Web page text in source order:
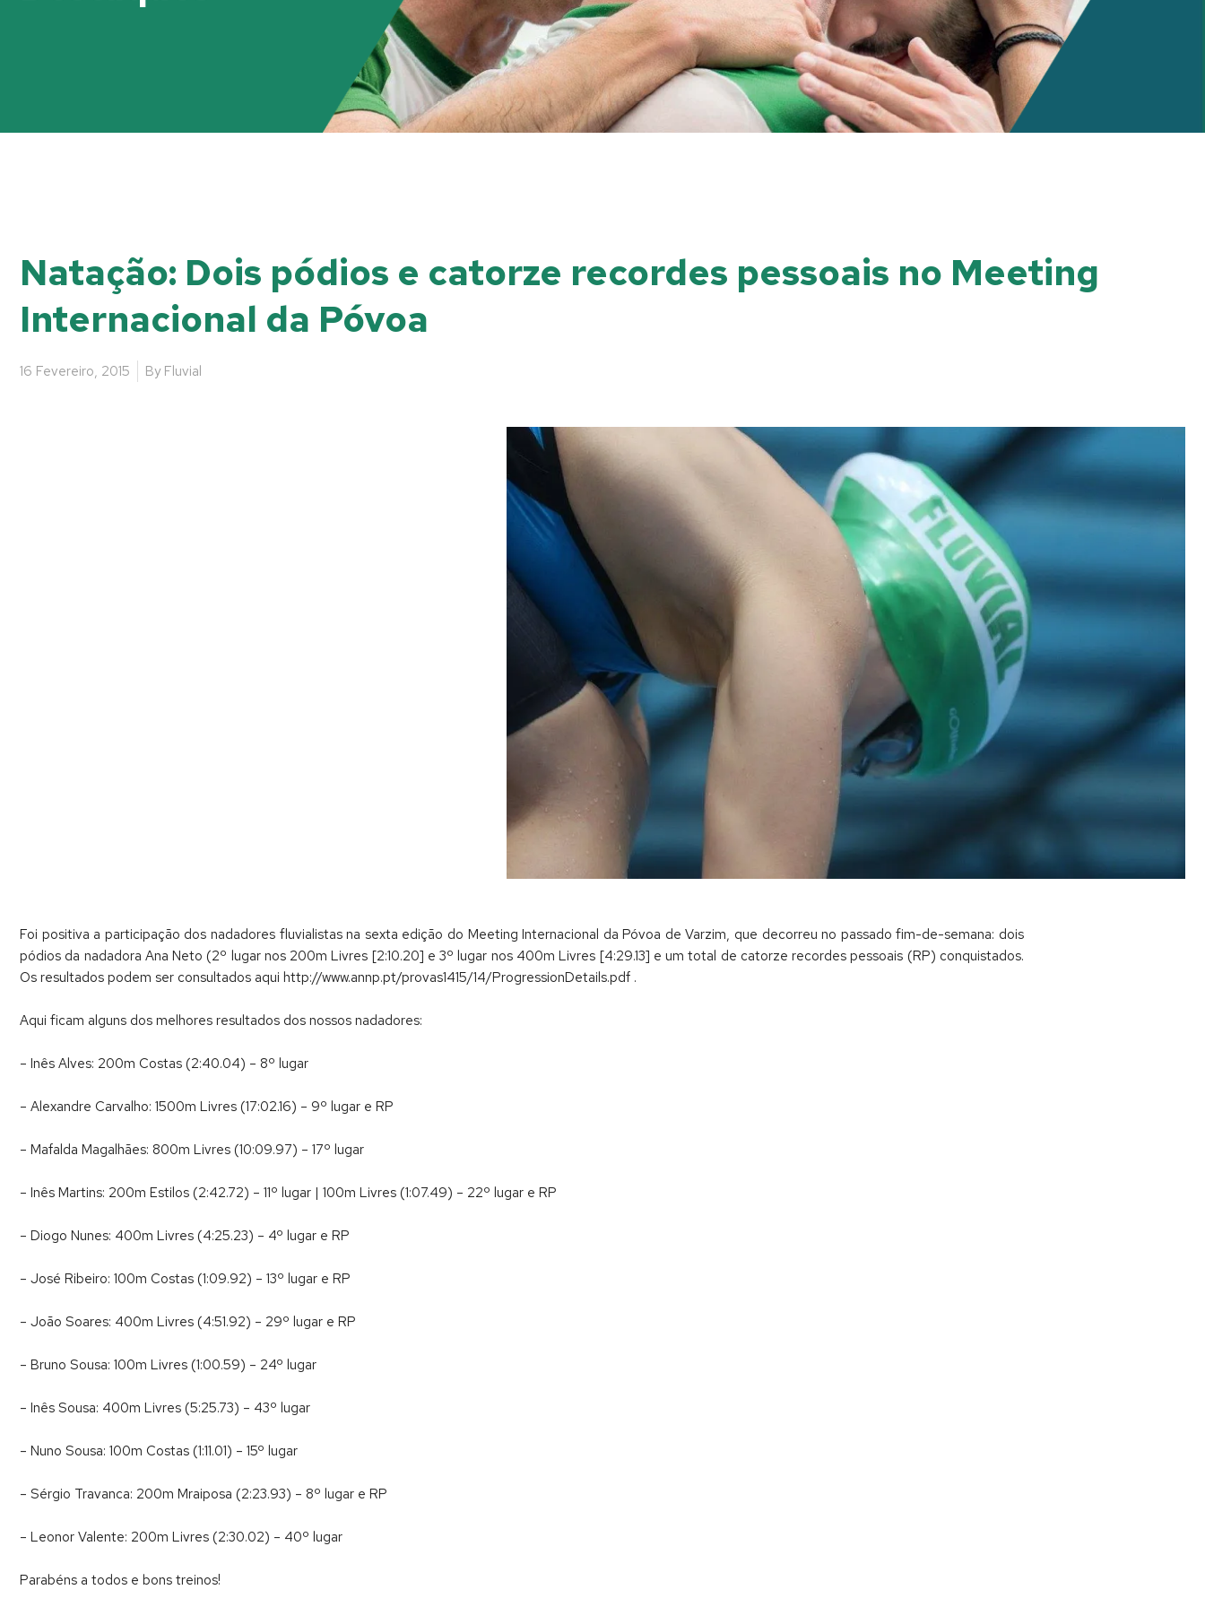
Natação: Dois pódios e catorze recordes pessoais no Meeting
Internacional da Póvoa
16 Fevereiro, 2015 By Fluvial
Foi positiva a participação dos nadadores fluvialistas na sexta edição do Meeting Internacional da Póvoa de Varzim, que decorreu no passado fim-de-semana: dois
pódios da nadadora Ana Neto (2º lugar nos 200m Livres [2:10.20] e 3º lugar nos 400m Livres [4:29.13] e um total de catorze recordes pessoais (RP) conquistados.
Os resultados podem ser consultados aqui http://www.annp.pt/provas1415/14/ProgressionDetails.pdf .
Aqui ficam alguns dos melhores resultados dos nossos nadadores:
– Inês Alves: 200m Costas (2:40.04) – 8º lugar
– Alexandre Carvalho: 1500m Livres (17:02.16) – 9º lugar e RP
– Mafalda Magalhães: 800m Livres (10:09.97) – 17º lugar
– Inês Martins: 200m Estilos (2:42.72) – 11º lugar | 100m Livres (1:07.49) – 22º lugar e RP
– Diogo Nunes: 400m Livres (4:25.23) – 4º lugar e RP
– José Ribeiro: 100m Costas (1:09.92) – 13º lugar e RP
– João Soares: 400m Livres (4:51.92) – 29º lugar e RP
– Bruno Sousa: 100m Livres (1:00.59) – 24º lugar
– Inês Sousa: 400m Livres (5:25.73) – 43º lugar
– Nuno Sousa: 100m Costas (1:11.01) – 15º lugar
– Sérgio Travanca: 200m Mraiposa (2:23.93) – 8º lugar e RP
– Leonor Valente: 200m Livres (2:30.02) – 40º lugar
Parabéns a todos e bons treinos!